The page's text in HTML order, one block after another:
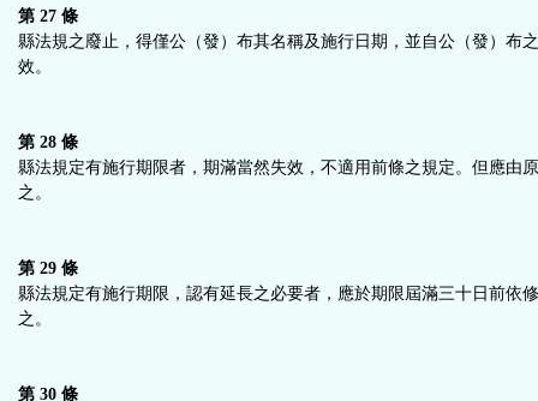
第 27 條
縣法規之廢止，得僅公（發）布其名稱及施行日期，並自公（發）布
效。
第 28 條
縣法規定有施行期限者，期滿當然失效，不適用前條之規定。但應由
之。
第 29 條
縣法規定有施行期限，認有延長之必要者，應於期限屆滿三十日前依
之。
第 30 條